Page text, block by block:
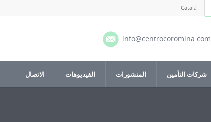
Català
info@centrocoromina.com
شركات التأمين المنشورات الفيديوهات الاتصال